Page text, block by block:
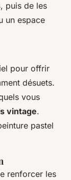
, puis de les
un espace
pour offrir
désuets.
vous
vintage.
pastel
renforcer les